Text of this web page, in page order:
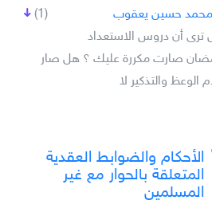
(1)
محمد حسين يعقوب
ترى أن دروس الاستعداد
صارت مكررة عليك ؟ هل صار
الوعظ والتذكير لا
الأحكام والضوابط العقدية
المتعلقة بالحوار مع غير
المسلمين